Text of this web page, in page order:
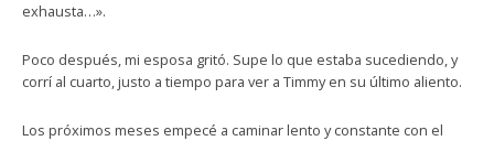
exhausta…».
Poco después, mi esposa gritó. Supe lo que estaba sucediendo, y
corrí al cuarto, justo a tiempo para ver a Timmy en su último aliento.
Los próximos meses empecé a caminar lento y constante con el